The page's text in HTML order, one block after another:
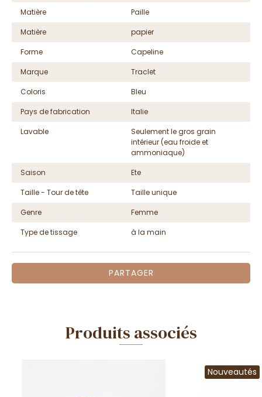
Matière
Paille
Matière
papier
Forme
Capeline
Marque
Traclet
Coloris
Bleu
Pays de fabrication
Italie
Lavable
Seulement le gros grain
intérieur (eau froide et
ammoniaque)
Saison
Ete
Taille - Tour de tête
Taille unique
Genre
Femme
Type de tissage
à la main
PARTAGER
Produits associés
Nouveautés